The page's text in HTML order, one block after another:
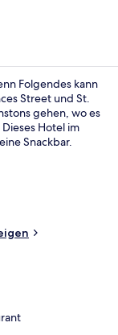
Folgendes kann
Street und St.
gehen, wo es
Hotel im
Snackbar.
von den
läuft man 3
bzw. 4